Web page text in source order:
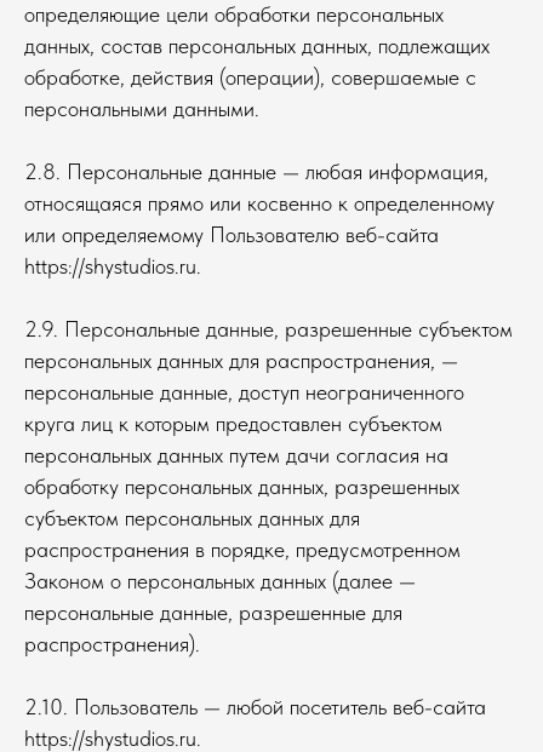
определяющие цели обработки персональных
данных, состав персональных данных, подлежащих
обработке, действия (операции), совершаемые с
персональными данными.
2.8. Персональные данные — любая информация,
относящаяся прямо или косвенно к определенному
или определяемому Пользователю веб-сайта
https://shystudios.ru.
2.9. Персональные данные, разрешенные субъектом
персональных данных для распространения, —
персональные данные, доступ неограниченного
круга лиц к которым предоставлен субъектом
персональных данных путем дачи согласия на
обработку персональных данных, разрешенных
субъектом персональных данных для
распространения в порядке, предусмотренном
Законом о персональных данных (далее —
персональные данные, разрешенные для
распространения).
2.10. Пользователь — любой посетитель веб-сайта
https://shystudios.ru.